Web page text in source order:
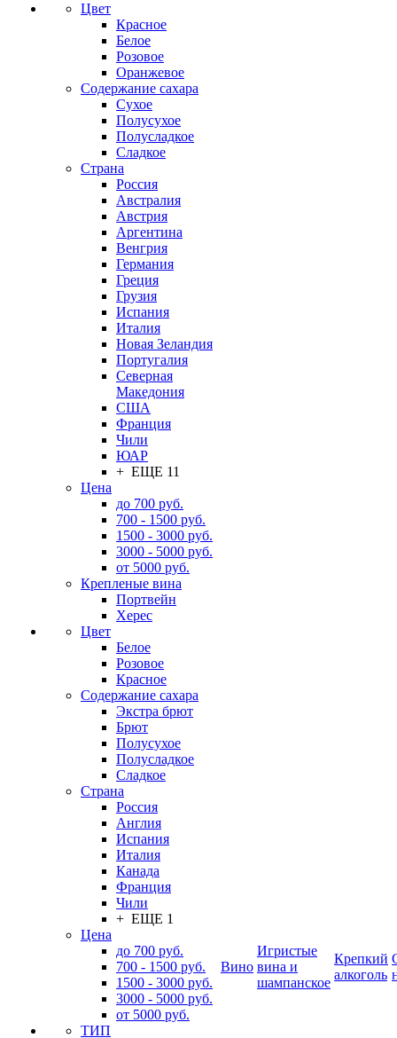
Цвет
Красное
Белое
Розовое
Оранжевое
Содержание сахара
Сухое
Полусухое
Полусладкое
Сладкое
Страна
Россия
Австралия
Австрия
Аргентина
Венгрия
Германия
Греция
Грузия
Испания
Италия
Новая Зеландия
Португалия
Северная
Македония
США
Франция
Чили
ЮАР
+ ЕЩЕ 11
Цена
до 700 руб.
700 - 1500 руб.
1500 - 3000 руб.
3000 - 5000 руб.
от 5000 руб.
Крепленые вина
Портвейн
Херес
Цвет
Белое
Розовое
Красное
Содержание сахара
Экстра брют
Брют
Полусухое
Полусладкое
Сладкое
Страна
Россия
Англия
Испания
Италия
Канада
Франция
Чили
+ ЕЩЕ 1
Цена
до 700 руб.
700 - 1500 руб.
1500 - 3000 руб.
3000 - 5000 руб.
от 5000 руб.
ТИП
Вино
Игристые
вина и
шампанское
Крепкий
алкоголь